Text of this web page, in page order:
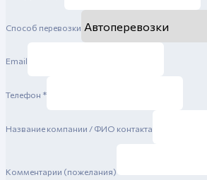
Способ перевозки
Email
Телефон *
Название компании / ФИО контакта
Комментарии (пожелания)